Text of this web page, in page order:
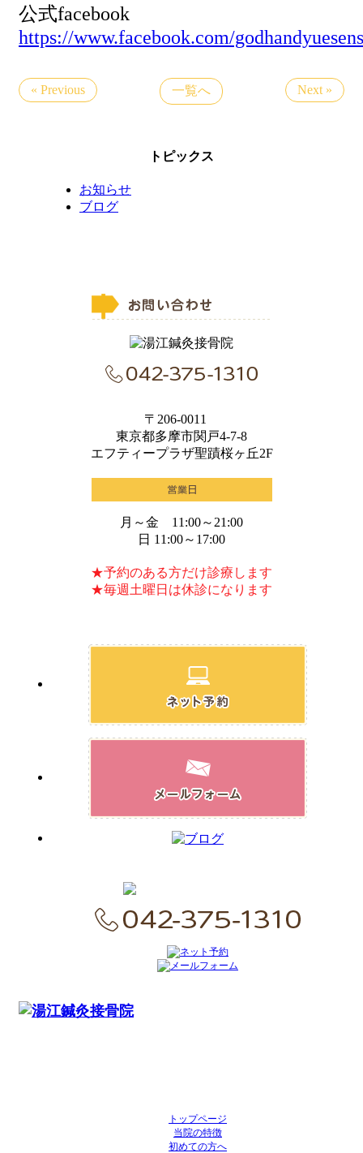
公式facebook
https://www.facebook.com/
« Previous 一覧へ Next »
トピックス
お知らせ
ブログ
〒206-0011
東京都多摩市関戸4-7-8
エフティープラザ聖蹟桜ヶ丘2F
月～金 11:00～21:00
日 11:00～17:00
★予約のある方だけ診療します
★毎週土曜日は休診になります
トップページ
当院の特徴
初めての方へ